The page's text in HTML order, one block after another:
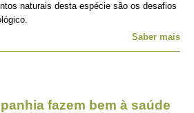
naturais desta espécie são os desafios
Saber mais
fazem bem à saúde